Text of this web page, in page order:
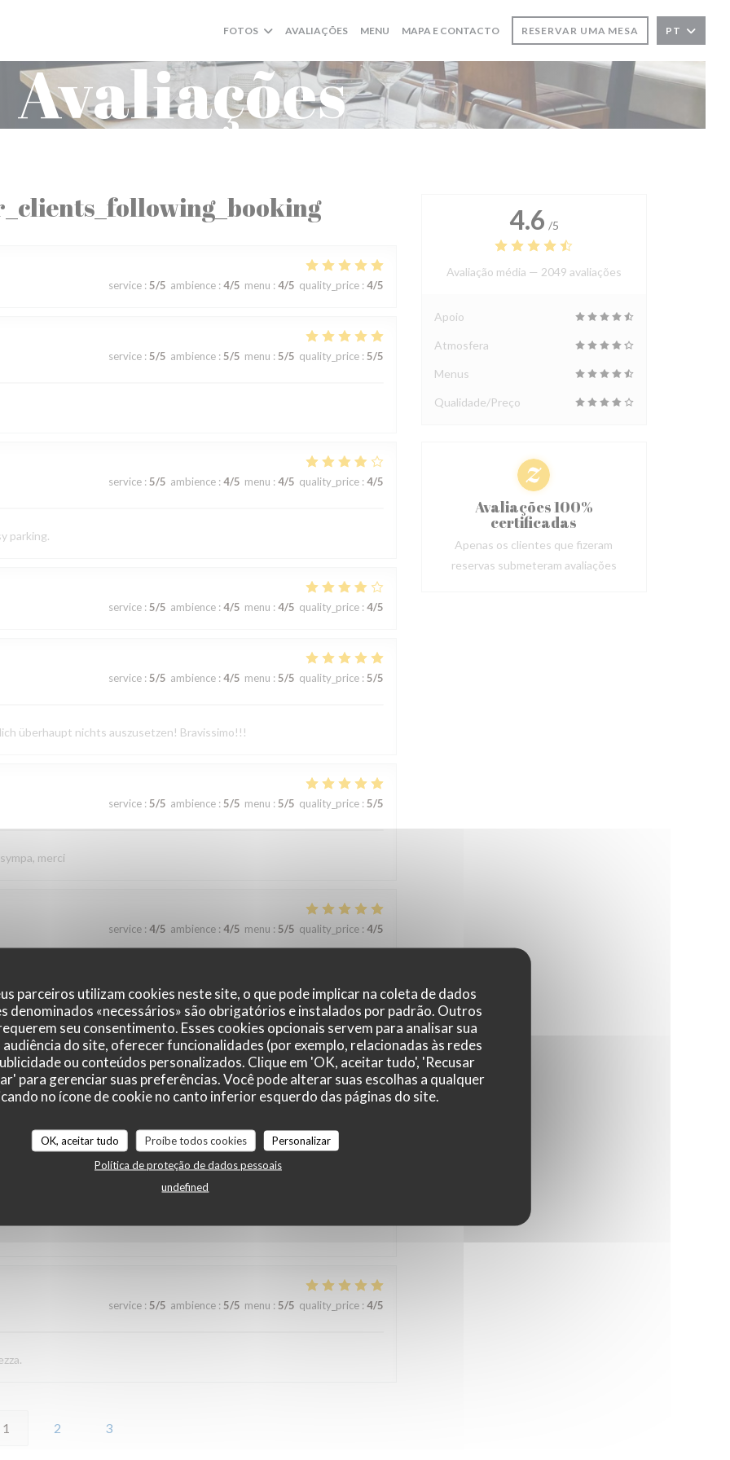
parceiros utilizam cookies neste site, o que pode implicar na coleta de dados
denominados «necessários» são obrigatórios e instalados por padrão. Outros
seu consentimento. Esses cookies opcionais servem para analisar sua
do site, oferecer funcionalidades (por exemplo, relacionadas às redes
ou conteúdos personalizados. Clique em 'OK, aceitar tudo', 'Recusar
para gerenciar suas preferências. Você pode alterar suas escolhas a qualquer
no ícone de cookie no canto inferior esquerdo das páginas do site.
OK, aceitar tudo Proíbe todos cookies
Personalizar
Política de proteção de dados pessoais
undefined
FOTOS AVALIAÇÕES MENU((ABRE NUMA NOVA JANELA))
MAPA E CONTACTO RESERVAR UMA MESA PT
Avaliações
service: 5/5 ambience: 4/5 menu : 4/5 quality_price: 4/5
service: 5/5 ambience: 5/5 menu : 5/5 quality_price: 5/5
service: 5/5 ambience: 4/5 menu : 4/5 quality_price: 4/5
parking.
service: 5/5 ambience: 4/5 menu : 4/5 quality_price: 4/5
service: 5/5 ambience: 4/5 menu : 5/5 quality_price: 5/5
überhaupt nichts auszusetzen! Bravissimo!!!
service: 5/5 ambience: 5/5 menu : 5/5 quality_price: 5/5
merci
service: 4/5 ambience: 4/5 menu : 5/5 quality_price: 4/5
la viande !
service: 5/5 ambience: 4/5 menu: 5/5 quality_price: 3/5
service: 5/5 ambience: 5/5 menu : 5/5 quality_price: 4/5
1 2 3
4.6 /5
Avaliação média — 2049 avaliações
Apoio
Atmosfera
Menus
Qualidade/Preço
Avaliações 100%
certificadas
Apenas os clientes que fizeram
reservas submeteram avaliações